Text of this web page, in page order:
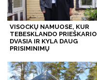
VISOCKŲ NAMUOSE, KUR
TEBESKLANDO PRIEŠKARIO
DVASIA IR KYLA DAUG
PRISIMINIMŲ